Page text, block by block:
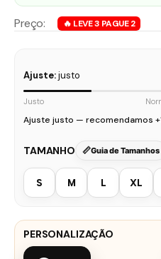
Ajuste:justo
Justo
Ajuste justo — recomendamos
TAMANHO Guia de Tamanhos
S M L XL
PERSONALIZAÇÃO